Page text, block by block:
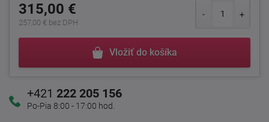
315,00 €
257,00 € bez DPH
Vložiť do košíka
+421 222 205 156
Po-Pia 8:00 - 17:00 hod.